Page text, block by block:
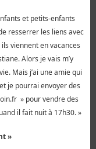
et petits-enfants
resserrer les liens avec
viennent en vacances
Alors je vais m’y
Mais j’ai une amie qui
je pourrai envoyer des
» pour vendre des
il fait nuit à 17h30. »
»